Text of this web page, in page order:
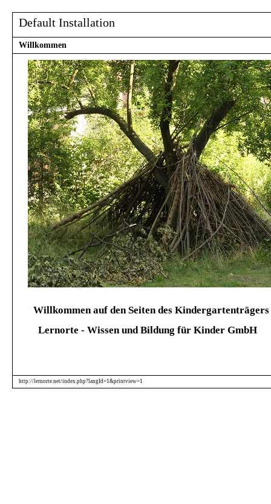
Default Installation
Willkommen
Willkommen auf den Seiten des Kindergartenträgers
Lernorte - Wissen und Bildung für Kinder GmbH
http://lernorte.net/index.php?langId=1&printview=1